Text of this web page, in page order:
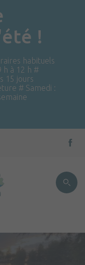
!
habituels
h à 12 h #
15 jours
# Samedi :